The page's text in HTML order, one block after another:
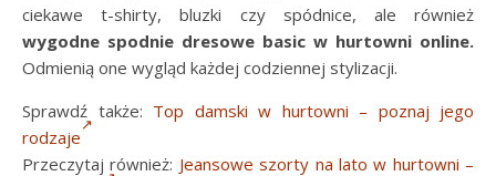
ciekawe t-shirty, bluzki czy spódnice, ale również
wygodne spodnie dresowe basic w hurtowni online.
Odmienią one wygląd każdej codziennej stylizacji.
Sprawdź także: Top damski w hurtowni – poznaj jego
rodzaje
Przeczytaj również: Jeansowe szorty na lato w hurtowni –